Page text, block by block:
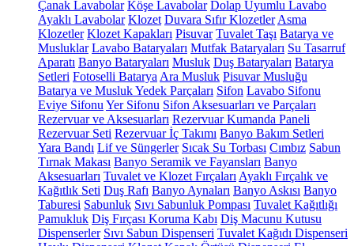
Çanak Lavabolar Köşe Lavabolar Dolap Uyumlu Lavabo
Ayaklı Lavabolar Klozet Duvara Sıfır Klozetler Asma
Klozetler Klozet Kapakları Pisuvar Tuvalet Taşı Batarya ve
Musluklar Lavabo Bataryaları Mutfak Bataryaları Su Tasarruf
Aparatı Banyo Bataryaları Musluk Duş Bataryaları Batarya
Setleri Fotoselli Batarya Ara Musluk Pisuvar Musluğu
Batarya ve Musluk Yedek Parçaları Sifon Lavabo Sifonu
Eviye Sifonu Yer Sifonu Sifon Aksesuarları ve Parçaları
Rezervuar ve Aksesuarları Rezervuar Kumanda Paneli
Rezervuar Seti Rezervuar İç Takımı Banyo Bakım Setleri
Yara Bandı Lif ve Süngerler Sıcak Su Torbası Cımbız Sabun
Tırnak Makası Banyo Seramik ve Fayansları Banyo
Aksesuarları Tuvalet ve Klozet Fırçaları Ayaklı Fırçalık ve
Kağıtlık Seti Duş Rafı Banyo Aynaları Banyo Askısı Banyo
Taburesi Sabunluk Sıvı Sabunluk Pompası Tuvalet Kağıtlığı
Pamukluk Diş Fırçası Koruma Kabı Diş Macunu Kutusu
Dispenserler Sıvı Sabun Dispenseri Tuvalet Kağıdı Dispenseri